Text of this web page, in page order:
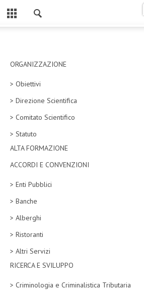
CHI SIAMO
MISSION
CONTATTI
ATTO COSTITUTIVO E STATUTO
ORGANIZZAZIONE
OBIETTIVI
DIREZIONE SCIENTIFICA
ALTA FORMAZIONE
ORGANIZZAZIONE
> Obiettivi
> Direzione Scientifica
> Comitato Scientifico
> Statuto
ALTA FORMAZIONE
ACCORDI E CONVENZIONI
> Enti Pubblici
> Banche
> Alberghi
> Ristoranti
> Altri Servizi
RICERCA E SVILUPPO
> Criminologia e Criminalistica Tributaria